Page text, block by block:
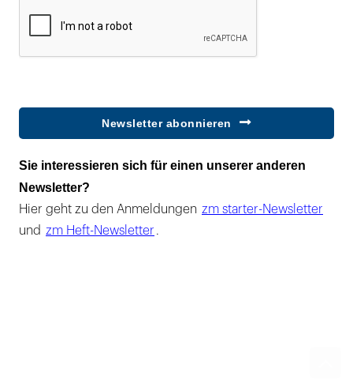
Newsletter abonnieren
Sie interessieren sich für einen unserer anderen
Newsletter?
Hier geht zu den Anmeldungen zm starter-Newsletter
und zm Heft-Newsletter .